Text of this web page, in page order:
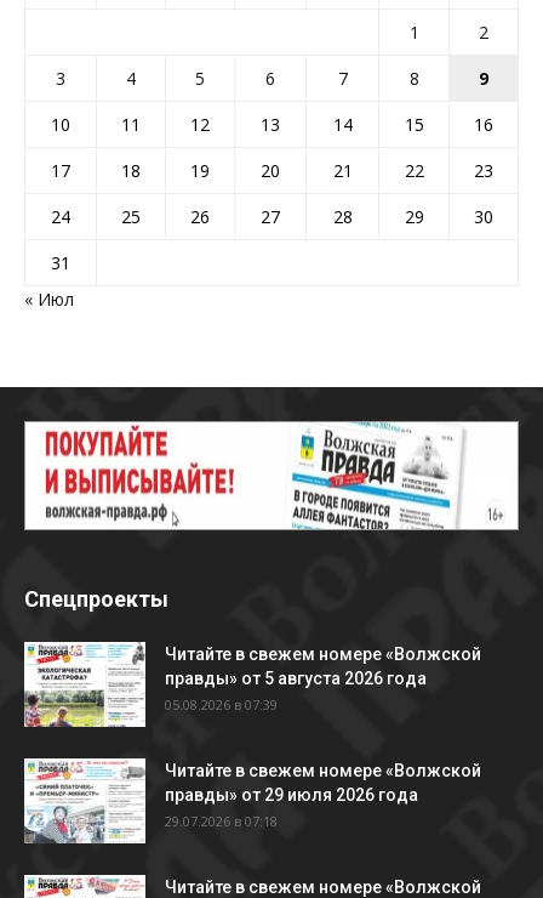
1
2
3
4 5 6 7 8
9
10
11 12 13 14 15
16
17
18 19 20 21 22
23
24
25 26 27 28 29
30
31
« Июл
Спецпроекты
Читайте в свежем номере «Волжской
правды» от 5 августа 2026 года
05.08.2026 в 07:39
Читайте в свежем номере «Волжской
правды» от 29 июля 2026 года
29.07.2026 в 07:18
Читайте в свежем номере «Волжской